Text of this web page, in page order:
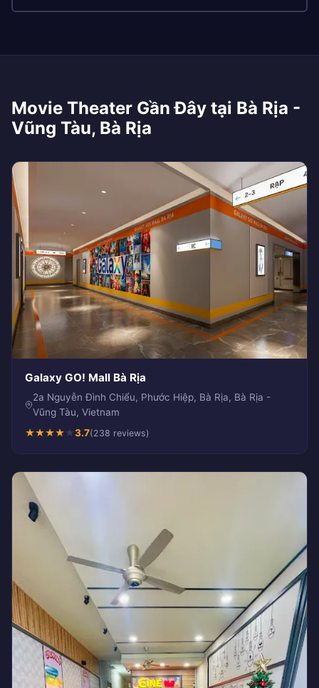
Movie Theater Gần Đây tại Bà Rịa -
Vũng Tàu, Bà Rịa
Galaxy GO! Mall Bà Rịa
2a Nguyễn Đình Chiểu, Phước Hiệp, Bà Rịa, Bà Rịa -
Vũng Tàu, Vietnam
★★★★★3.7(238 reviews)